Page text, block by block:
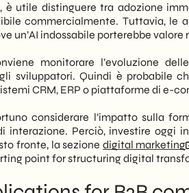
è utile distinguere tra adozione
commercialmente. Tuttavia, le
un’AI indossabile porterebbe valore
monitorare l’evoluzione
sviluppatori. Quindi è probabile
CRM, ERP o piattaforme di e-
considerare l’impatto sulla
interazione. Perciò, investire oggi
fronte, la sezionedigital marketing
point for structuring digital